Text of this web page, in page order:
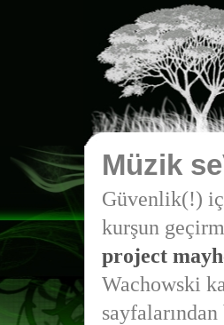
Müzik
Güvenlik(!)
kurşun
project
Wachowski